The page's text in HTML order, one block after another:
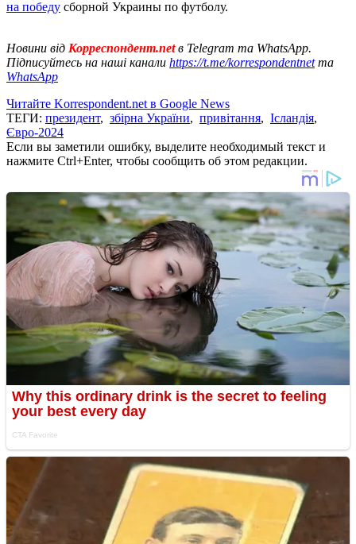
на победу сборной Украины по футболу.
Новини від Корреспондент.netв Telegram та WhatsApp.
Підписуйтесь на наші канали https://t.me/korrespondentnetта
WhatsApp
Читайте Korrespondent.net в Google News
ТЕГИ: президент, збірна України, привітання, Ісландія,
Євро-2024
Если вы заметили ошибку, выделите необходимый текст и
нажмите Ctrl+Enter, чтобы сообщить об этом редакции.